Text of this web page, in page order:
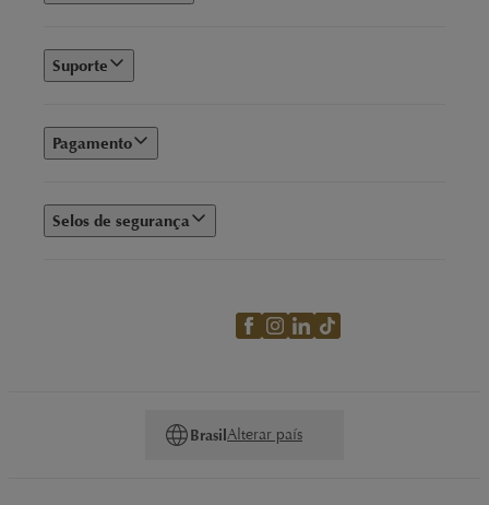
Suporte
Pagamento
Selos de segurança
BrasilAlterar país